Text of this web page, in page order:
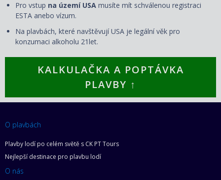
Pro vstup na území USA musíte mít schválenou registraci
ESTA anebo vízum.
Na plavbách, které navštěvují USA je legální věk pro
konzumaci alkoholu 21let.
KALKULAČKA A POPTÁVKA
PLAVBY ↑
O plavbách
Plavby lodí po celém světě s CK PT Tours
Nejlepší destinace pro plavbu lodí
O nás